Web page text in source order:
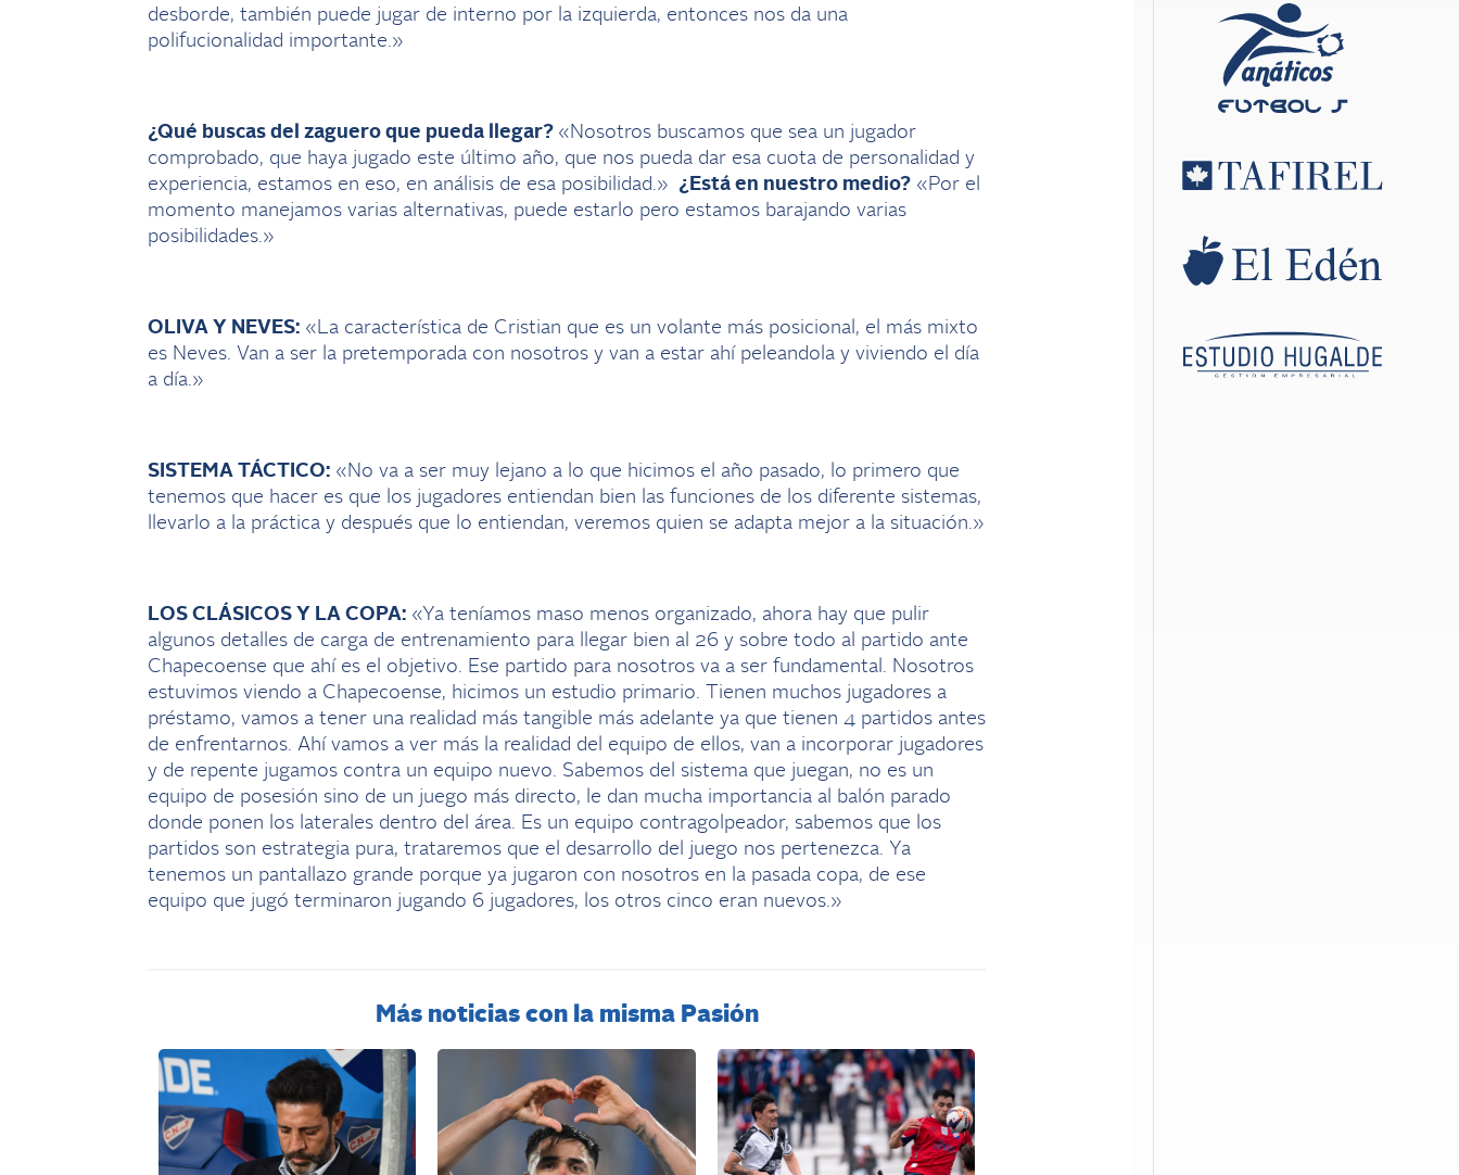
desborde, también puede jugar de interno por la izquierda, entonces nos da una
polifucionalidad importante.»
¿Qué buscas del zaguero que pueda llegar? «Nosotros buscamos que sea un jugador
comprobado, que haya jugado este último año, que nos pueda dar esa cuota de personalidad y
experiencia, estamos en eso, en análisis de esa posibilidad.»
¿Está en nuestro medio?«Por el
momento manejamos varias alternativas, puede estarlo pero estamos barajando varias
posibilidades.»
OLIVA Y NEVES:«La característica de Cristian que es un volante más posicional, el más mixto
es Neves. Van a ser la pretemporada con nosotros y van a estar ahí peleandola y viviendo el día
a día.»
SISTEMA TÁCTICO:«No va a ser muy lejano a lo que hicimos el año pasado, lo primero que
tenemos que hacer es que los jugadores entiendan bien las funciones de los diferente sistemas,
llevarlo a la práctica y después que lo entiendan, veremos quien se adapta mejor a la situación.»
LOS CLÁSICOS Y LA COPA:«Ya teníamos maso menos organizado, ahora hay que pulir
algunos detalles de carga de entrenamiento para llegar bien al 26 y sobre todo al partido ante
Chapecoense que ahí es el objetivo. Ese partido para nosotros va a ser fundamental. Nosotros
estuvimos viendo a Chapecoense, hicimos un estudio primario. Tienen muchos jugadores a
préstamo, vamos a tener una realidad más tangible más adelante ya que tienen 4 partidos antes
de enfrentarnos. Ahí vamos a ver más la realidad del equipo de ellos, van a incorporar jugadores
y de repente jugamos contra un equipo nuevo. Sabemos del sistema que juegan, no es un
equipo de posesión sino de un juego más directo, le dan mucha importancia al balón parado
donde ponen los laterales dentro del área. Es un equipo contragolpeador, sabemos que los
partidos son estrategia pura, trataremos que el desarrollo del juego nos pertenezca. Ya
tenemos un pantallazo grande porque ya jugaron con nosotros en la pasada copa, de ese
equipo que jugó terminaron jugando 6 jugadores, los otros cinco eran nuevos.»
Más noticias con la misma Pasión